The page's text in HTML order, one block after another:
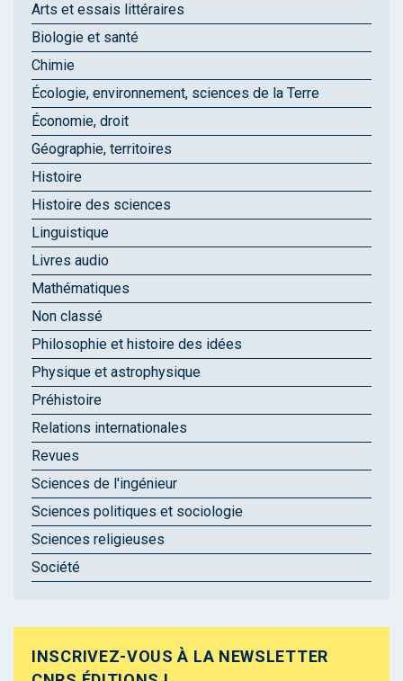
Arts et essais littéraires
Biologie et santé
Chimie
Écologie, environnement, sciences de la Terre
Économie, droit
Géographie, territoires
Histoire
Histoire des sciences
Linguistique
Livres audio
Mathématiques
Non classé
Philosophie et histoire des idées
Physique et astrophysique
Préhistoire
Relations internationales
Revues
Sciences de l'ingénieur
Sciences politiques et sociologie
Sciences religieuses
Société
INSCRIVEZ-VOUS À LA NEWSLETTER